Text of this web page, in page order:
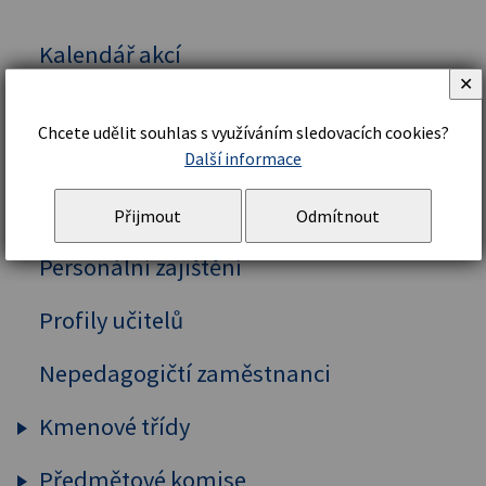
Kalendář akcí
Organizační řád a struktura
Školní řád
Personální zajištění
Profily učitelů
Nepedagogičtí zaměstnanci
Kmenové třídy
Prima
Chcete udělit souhlas s využíváním sledovacích cookies?
Další informace
Přijmout Odmítnout
✕